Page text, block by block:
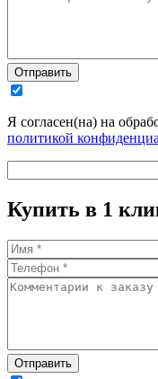
Отправить
Я согласен(на) на
политикой
Купить в 1
Отправить